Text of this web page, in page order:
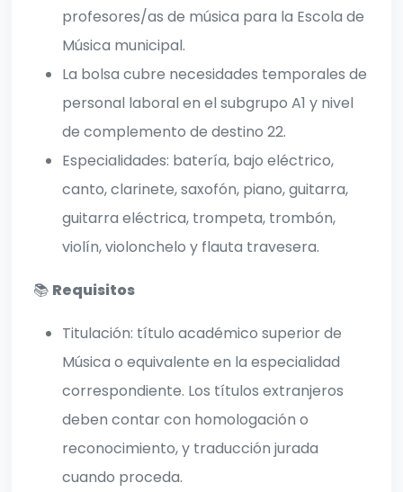
profesores/as de música para la Escola de
Música municipal.
La bolsa cubre necesidades temporales de
personal laboral en el subgrupo A1 y nivel
de complemento de destino 22.
Especialidades: batería, bajo eléctrico,
canto, clarinete, saxofón, piano, guitarra,
guitarra eléctrica, trompeta, trombón,
violín, violonchelo y flauta travesera.
📚 Requisitos
Titulación: título académico superior de
Música o equivalente en la especialidad
correspondiente. Los títulos extranjeros
deben contar con homologación o
reconocimiento, y traducción jurada
cuando proceda.